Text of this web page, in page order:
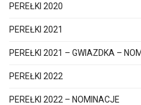
PEREŁKI 2020
PEREŁKI 2021
PEREŁKI 2021 – GWIAZDKA –
PEREŁKI 2022
PEREŁKI 2022 – NOMINACJE